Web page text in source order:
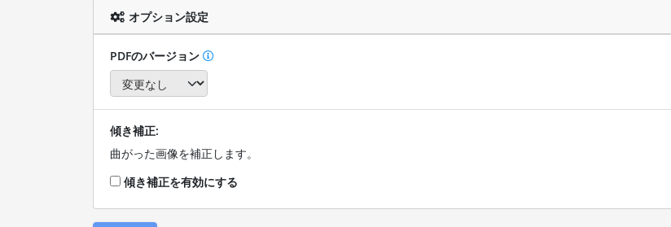
オプション設定
PDFのバージョン
傾き補正:
曲がった画像を補正します。
傾き補正を有効にする